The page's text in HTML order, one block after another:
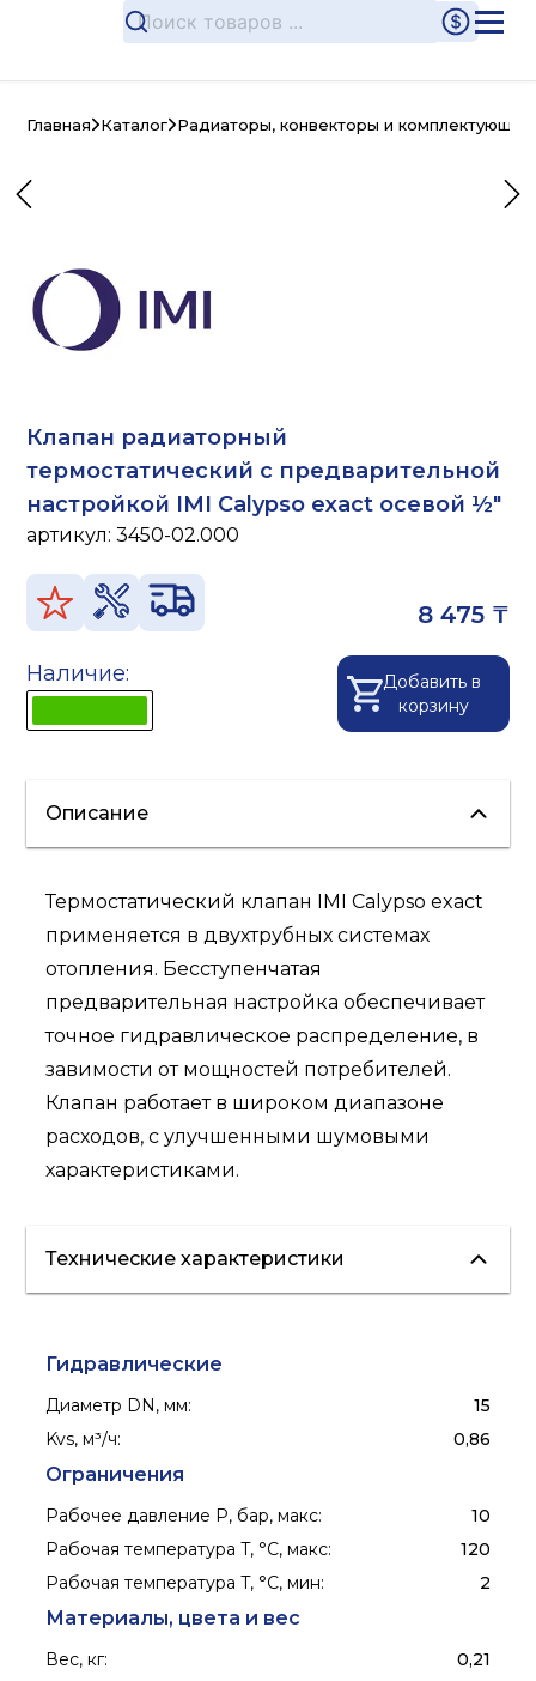
Главная Каталог Радиаторы, конвекторы и комплектующие
Клапан радиаторный
термостатический с предварительной
настройкой IMI Calypso exact осевой ½"
артикул:3450-02.000
8 475 ₸
Наличие:
Добавить в
корзину
Описание
Термостатический клапан IMI Calypso exact
применяется в двухтрубных системах
отопления. Бесступенчатая
предварительная настройка обеспечивает
точное гидравлическое распределение, в
завимости от мощностей потребителей.
Клапан работает в широком диапазоне
расходов, с улучшенными шумовыми
характеристиками.
Технические характеристики
Гидравлические
Диаметр DN, мм:
15
Kvs, м³/ч: 0,86
Ограничения
Рабочее давление P, бар, макс:
10
Рабочая температура T, °C, макс:
120
Рабочая температура T, °C, мин: 2
Материалы, цвета и вес
Вес, кг:
0,21